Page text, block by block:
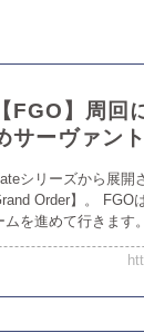
【FGO】周回
サーヴァン
シリーズから展開
Order】。 FGO
ムを進めて行きます